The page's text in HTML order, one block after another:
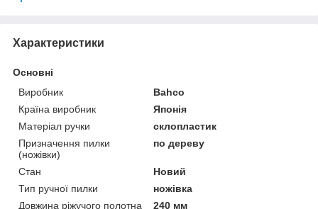
Характеристики
Основні
Виробник
Bahco
Країна виробник
Японія
Матеріал ручки
склопластик
Призначення пилки
(ножівки)
по дереву
Стан
Новий
Тип ручної пилки
ножівка
Довжина ріжучого полотна
240 мм